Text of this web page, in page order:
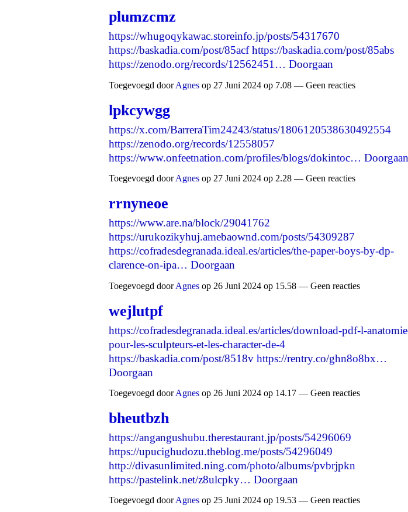
plumzcmz
https://whugoqykawac.storeinfo.jp/posts/54317670
https://baskadia.com/post/85acf https://baskadia.com/post/85abs
https://zenodo.org/records/12562451… Doorgaan
Toegevoegd doorAgnes op 27 Juni 2024 op 7.08 — Geen reacties
lpkcywgg
https://x.com/BarreraTim24243/status/1806120538630492554
https://zenodo.org/records/12558057
https://www.onfeetnation.com/profiles/blogs/dokintoc… Doorgaan
Toegevoegd doorAgnes op 27 Juni 2024 op 2.28 — Geen reacties
rrnyneoe
https://www.are.na/block/29041762
https://urukozikyhuj.amebaownd.com/posts/54309287
https://cofradesdegranada.ideal.es/articles/the-paper-boys-by-dp-
clarence-on-ipa… Doorgaan
Toegevoegd doorAgnes op 26 Juni 2024 op 15.58 — Geen reacties
wejlutpf
https://cofradesdegranada.ideal.es/articles/download-pdf-l-
pour-les-sculpteurs-et-les-character-de-4
https://baskadia.com/post/8518v https://rentry.co/ghn8o8bx…
Doorgaan
Toegevoegd doorAgnes op 26 Juni 2024 op 14.17 — Geen reacties
bheutbzh
https://angangushubu.therestaurant.jp/posts/54296069
https://upucighudozu.theblog.me/posts/54296049
http://divasunlimited.ning.com/photo/albums/pvbrjpkn
https://pastelink.net/z8ulcpky… Doorgaan
Toegevoegd doorAgnes op 25 Juni 2024 op 19.53 — Geen reacties